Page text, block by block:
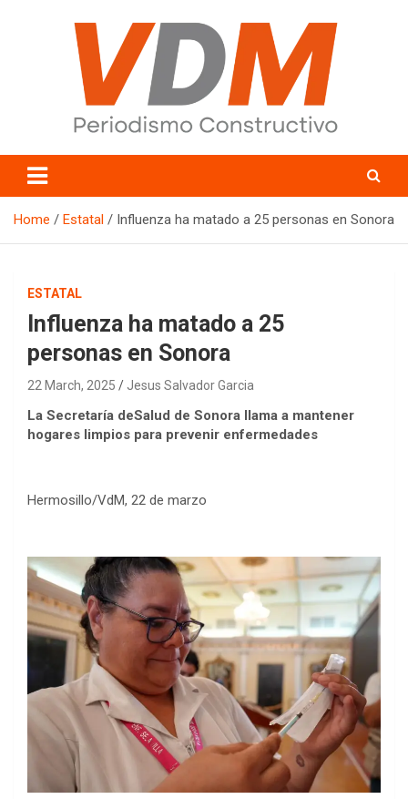
valledelmayo.com
Home Estatal Influenza ha matado a 25 personas en Sonora
ESTATAL
Influenza ha matado a 25
personas en Sonora
22 March, 2025 Jesus Salvador Garcia
La Secretaría deSalud de Sonora llama a mantener
hogares limpios para prevenir enfermedades
Hermosillo/VdM, 22 de marzo